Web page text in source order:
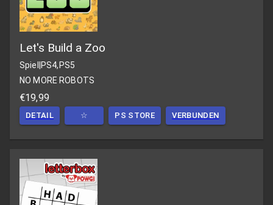
Let's Build a Zoo
Spiel
PS4,PS5
NO MORE ROBOTS
€19,99
DETAIL ☆ PS STORE VERBUNDEN